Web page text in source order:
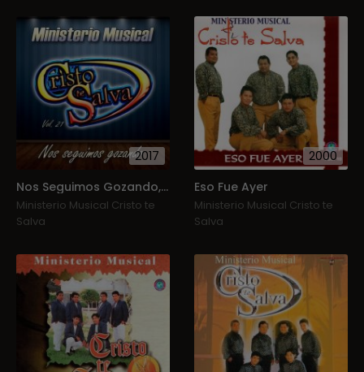
2017
Nos Seguimos Gozando, Vol. 21
Ministerio Musical Cristo te
Salva
2000
Eso Fue Ayer
Ministerio Musical Cristo te
Salva